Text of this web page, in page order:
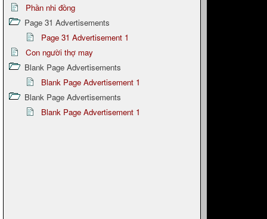
Phần nhi đồng
Page 31 Advertisements
Page 31 Advertisement 1
Con người thợ may
Blank Page Advertisements
Blank Page Advertisement 1
Blank Page Advertisements
Blank Page Advertisement 1